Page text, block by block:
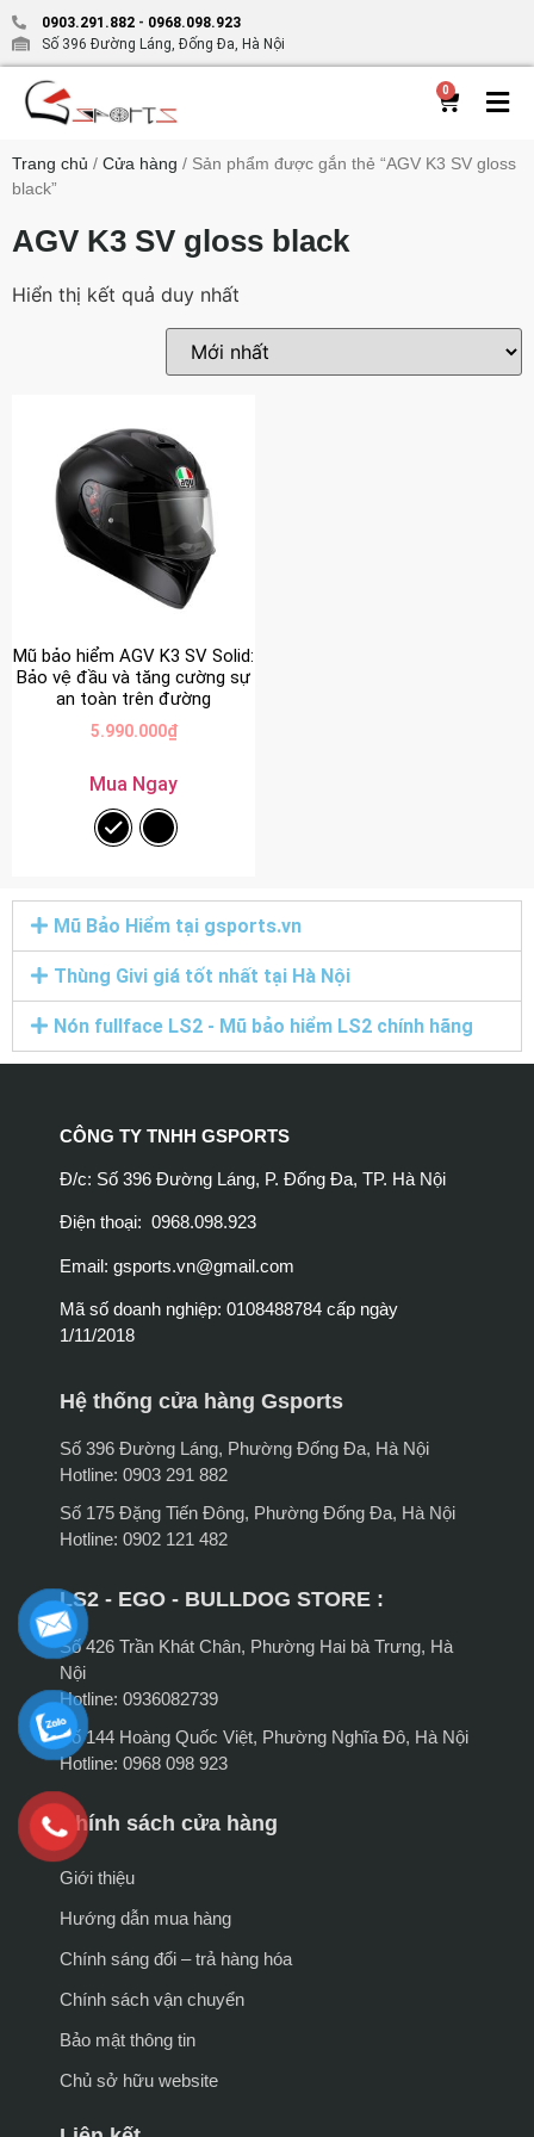
0903.291.882 - 0968.098.923
Số 396 Đường Láng, Đống Đa, Hà Nội
0
Trang chủ / Cửa hàng / Sản phẩm được gắn thẻ “AGV K3 SV gloss
black”
AGV K3 SV gloss black
Hiển thị kết quả duy nhất
Mũ bảo hiểm AGV K3 SV Solid:
Bảo vệ đầu và tăng cường sự
an toàn trên đường
5.990.000₫
Mua Ngay
Mũ Bảo Hiểm tại gsports.vn
Thùng Givi giá tốt nhất tại Hà Nội
Nón fullface LS2 - Mũ bảo hiểm LS2 chính hãng
CÔNG TY TNHH GSPORTS
Đ/c: Số 396 Đường Láng, P. Đống Đa, TP. Hà Nội
Điện thoại: 0968.098.923
Email: gsports.vn@gmail.com
Mã số doanh nghiệp: 0108488784 cấp ngày
1/11/2018
Hệ thống cửa hàng Gsports
Số 396 Đường Láng, Phường Đống Đa, Hà Nội
Hotline: 0903 291 882
Số 175 Đặng Tiến Đông, Phường Đống Đa, Hà Nội
Hotline: 0902 121 482
LS2 - EGO - BULLDOG STORE :
Số 426 Trần Khát Chân, Phường Hai bà Trưng, Hà
Nội
Hotline: 0936082739
Số 144 Hoàng Quốc Việt, Phường Nghĩa Đô, Hà Nội
Hotline: 0968 098 923
Chính sách cửa hàng
Giới thiệu
Hướng dẫn mua hàng
Chính sáng đổi – trả hàng hóa
Chính sách vận chuyển
Bảo mật thông tin
Chủ sở hữu website